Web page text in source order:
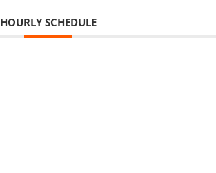
HOURLY SCHEDULE